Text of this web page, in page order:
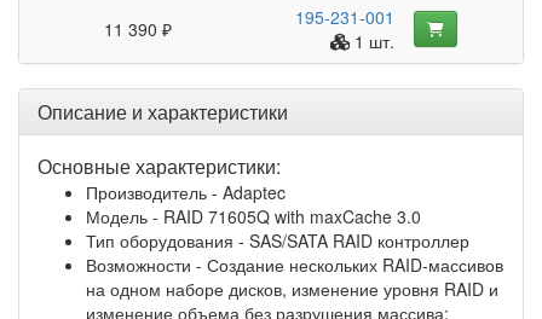
11 390 ₽
195-231-001
1 шт.
Описание и характеристики
Основные характеристики:
Производитель - Adaptec
Модель - RAID 71605Q with maxCache 3.0
Тип оборудования - SAS/SATA RAID контроллер
Возможности - Создание нескольких RAID-массивов
на одном наборе дисков, изменение уровня RAID и
изменение объема без разрушения массива;